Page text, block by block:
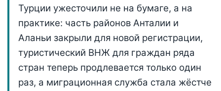
Турции ужесточили не на бумаге, а на
практике: часть районов Анталии и
Аланьи закрыли для новой регистрации,
туристический ВНЖ для граждан ряда
стран теперь продлевается только один
раз, а миграционная служба стала жёстче